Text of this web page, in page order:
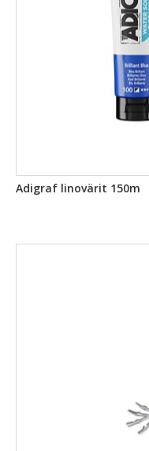
Adigraf linovärit 150m